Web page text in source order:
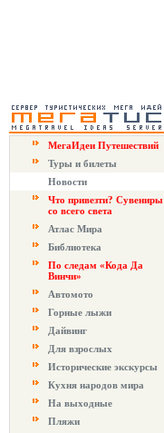
МегаИдеи Путешествий
Туры и билеты
Новости
Что привезти? Сувениры
со всего света
Атлас Мира
Библиотека
По следам «Кода Да
Винчи»
Автомото
Горные лыжи
Дайвинг
Для взрослых
Исторические экскурсы
Кухня народов мира
На выходные
Пляжи